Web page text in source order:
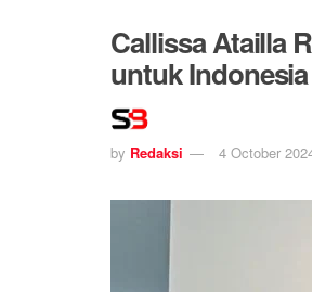
Callissa Atailla
untuk
by Redaksi 4 October